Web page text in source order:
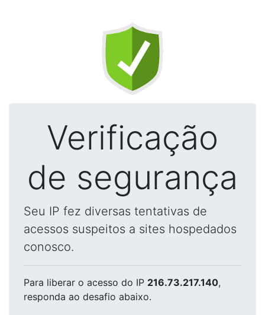
Verificação
de segurança
Seu IP fez diversas tentativas de
acessos suspeitos a sites hospedados
conosco.
Para liberar o acesso do IP 216.73.217.140,
responda ao desafio abaixo.